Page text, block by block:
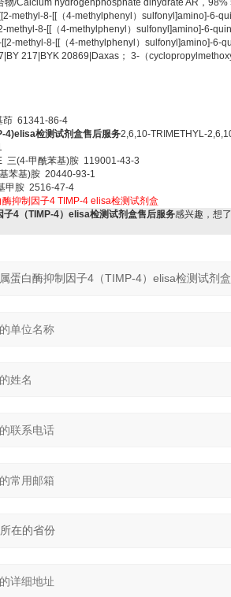
物/Calcium hydrogenphosphate dihydrate AR ， 98%
methyl-8-[[（4-methylphenyl ） sulfonyl]amino]-6-
methyl-8-[[（4-methylphenyl ） sulfonyl]amino]-6-
methyl-8-[[（4-methylphenyl ） sulfonyl]amino]-6-
217|BYK 20869|Daxas ； 3- （
茚 61341-86-4
4)elisa检测试剂盒售后服务2,6,10-TRIMETHYL-
三(4-甲酰苯基)胺 119001-43-3
苯基)胺 20440-93-1
甲胺 2516-47-4
酶抑制因子4 TIMP-4 elisa检测试剂盒
子4（TIMP-4）elisa检测试剂盒售后服务感兴趣，想